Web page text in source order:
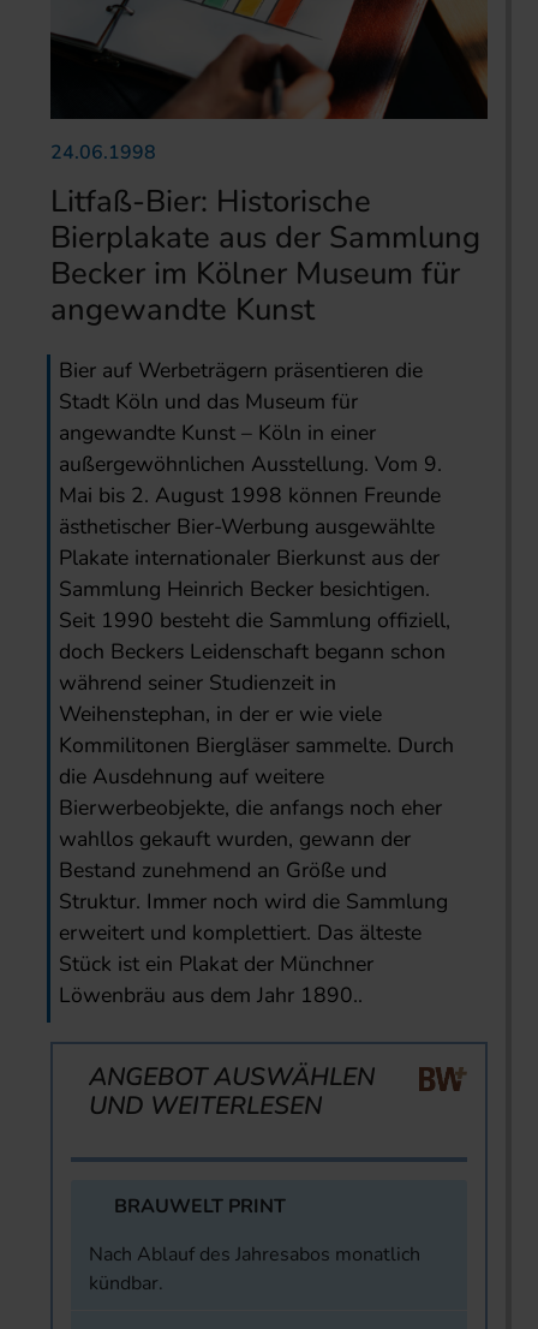
24.06.1998
Litfaß-Bier: Historische
Bierplakate aus der Sammlung
Becker im Kölner Museum für
angewandte Kunst
Bier auf Werbeträgern präsentieren die
Stadt Köln und das Museum für
angewandte Kunst – Köln in einer
außergewöhnlichen Ausstellung. Vom 9.
Mai bis 2. August 1998 können Freunde
ästhetischer Bier-Werbung ausgewählte
Plakate internationaler Bierkunst aus der
Sammlung Heinrich Becker besichtigen.
Seit 1990 besteht die Sammlung offiziell,
doch Beckers Leidenschaft begann schon
während seiner Studienzeit in
Weihenstephan, in der er wie viele
Kommilitonen Biergläser sammelte. Durch
die Ausdehnung auf weitere
Bierwerbeobjekte, die anfangs noch eher
wahllos gekauft wurden, gewann der
Bestand zunehmend an Größe und
Struktur. Immer noch wird die Sammlung
erweitert und komplettiert. Das älteste
Stück ist ein Plakat der Münchner
Löwenbräu aus dem Jahr 1890..
ANGEBOT AUSWÄHLEN
UND WEITERLESEN
BRAUWELT PRINT
Nach Ablauf des Jahresabos monatlich
kündbar.